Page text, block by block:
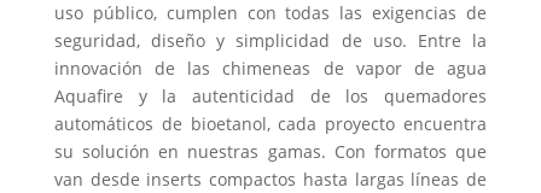
uso público, cumplen con todas las exigencias de
seguridad, diseño y simplicidad de uso. Entre la
innovación de las chimeneas de vapor de agua
Aquafire y la autenticidad de los quemadores
automáticos de bioetanol, cada proyecto encuentra
su solución en nuestras gamas. Con formatos que
van desde inserts compactos hasta largas líneas de